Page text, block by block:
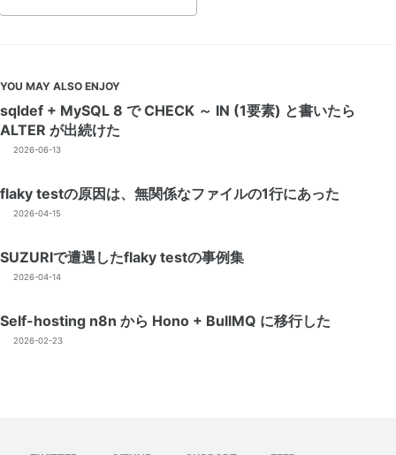
YOU MAY ALSO ENJOY
sqldef + MySQL 8 で CHECK ～ IN (1要素) と書いたら
ALTER が出続けた
2026-06-13
flaky testの原因は、無関係なファイルの1行にあった
2026-04-15
SUZURIで遭遇したflaky testの事例集
2026-04-14
Self-hosting n8n から Hono + BullMQ に移行した
2026-02-23